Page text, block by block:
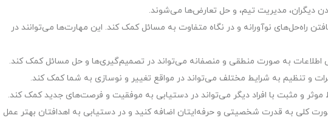
دیگران، مدیریت تیم، و حل تعارض‌ها می‌شوند.
راه‌حل‌های نوآورانه و در نگاه متفاوت به مسائل کمک کند. این مهارت‌ها می‌توانند در
اطلاعات به صورت منطقی و منصفانه می‌تواند در تصمیم‌گیری‌ها و حل مسائل کمک کند.
و تنظیم به شرایط مختلف می‌تواند در مواقع تغییر و نوسازی به شما کمک کند.
و مثبت با افراد دیگر می‌تواند در دستیابی به موفقیت و فرصت‌های جدید کمک کند.
کلی به قدرت شخصیتی و حرفه‌ایتان اضافه کنید و در دستیابی به اهدافتان بهتر عمل